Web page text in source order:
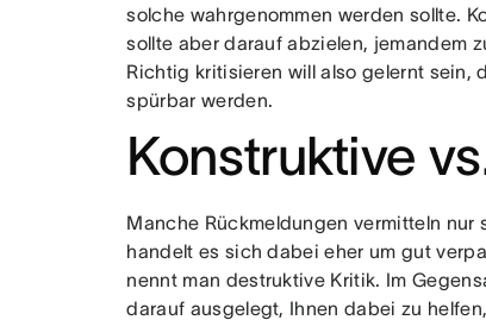
solche wahrgenommen werden sollte.
sollte aber darauf abzielen, jemandem
Richtig kritisieren will also gelernt sein,
spürbar werden.
Konstruktive
Manche Rückmeldungen vermitteln
handelt es sich dabei eher um gut
nennt man destruktive Kritik. Im
darauf ausgelegt, Ihnen dabei zu